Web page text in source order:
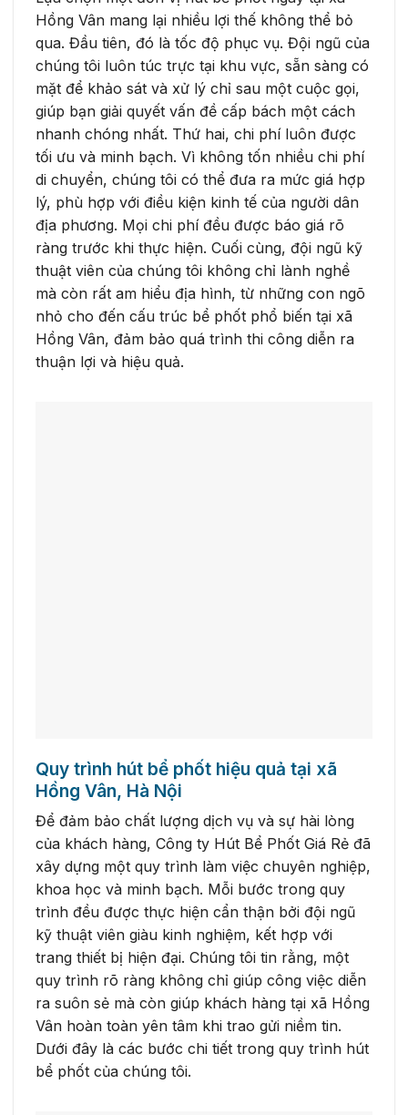
Hồng Vân mang lại nhiều lợi thế không thể bỏ
qua. Đầu tiên, đó là tốc độ phục vụ. Đội ngũ của
chúng tôi luôn túc trực tại khu vực, sẵn sàng có
mặt để khảo sát và xử lý chỉ sau một cuộc gọi,
giúp bạn giải quyết vấn đề cấp bách một cách
nhanh chóng nhất. Thứ hai, chi phí luôn được
tối ưu và minh bạch. Vì không tốn nhiều chi phí
di chuyển, chúng tôi có thể đưa ra mức giá hợp
lý, phù hợp với điều kiện kinh tế của người dân
địa phương. Mọi chi phí đều được báo giá rõ
ràng trước khi thực hiện. Cuối cùng, đội ngũ kỹ
thuật viên của chúng tôi không chỉ lành nghề
mà còn rất am hiểu địa hình, từ những con ngõ
nhỏ cho đến cấu trúc bể phốt phổ biến tại xã
Hồng Vân, đảm bảo quá trình thi công diễn ra
thuận lợi và hiệu quả.
Quy trình hút bể phốt hiệu quả tại xã
Hồng Vân, Hà Nội
Để đảm bảo chất lượng dịch vụ và sự hài lòng
của khách hàng, Công ty Hút Bể Phốt Giá Rẻ đã
xây dựng một quy trình làm việc chuyên nghiệp,
khoa học và minh bạch. Mỗi bước trong quy
trình đều được thực hiện cẩn thận bởi đội ngũ
kỹ thuật viên giàu kinh nghiệm, kết hợp với
trang thiết bị hiện đại. Chúng tôi tin rằng, một
quy trình rõ ràng không chỉ giúp công việc diễn
ra suôn sẻ mà còn giúp khách hàng tại xã Hồng
Vân hoàn toàn yên tâm khi trao gửi niềm tin.
Dưới đây là các bước chi tiết trong quy trình hút
bể phốt của chúng tôi.